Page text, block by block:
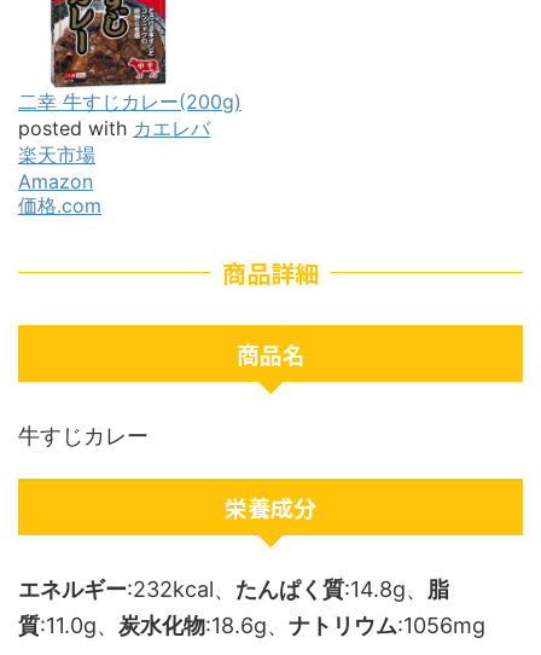
二幸 牛すじカレー(200g)
posted with カエレバ
楽天市場
Amazon
価格.com
商品詳細
商品名
牛すじカレー
栄養成分
エネルギー:232kcal、 たんぱく質:14.8g、 脂
質:11.0g、 炭水化物:18.6g、 ナトリウム:1056mg